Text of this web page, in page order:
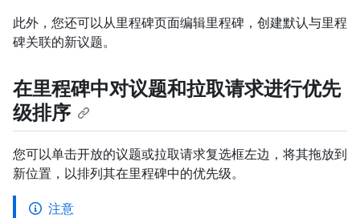
此外，您还可以从里程碑页面编辑里程碑，创建默认与里程
碑关联的新议题。
在里程碑中对议题和拉取请求进行优先
级排序
您可以单击开放的议题或拉取请求复选框左边，将其拖放到
新位置，以排列其在里程碑中的优先级。
注意